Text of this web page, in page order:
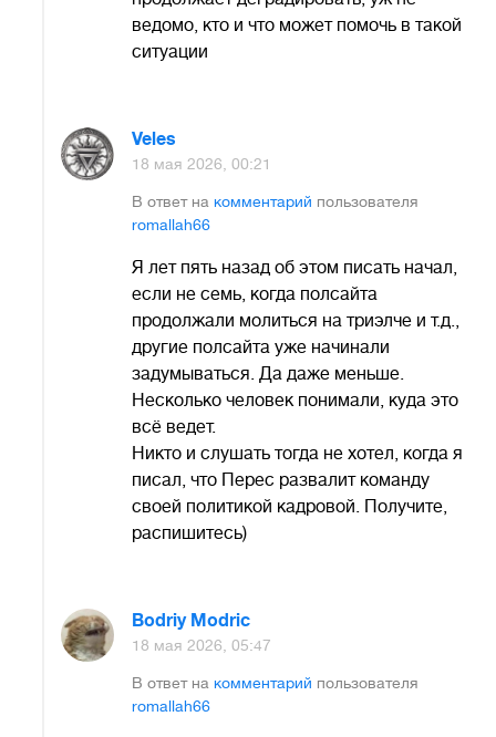
ведомо, кто и что может помочь в такой
ситуации
Veles
18 мая 2026, 00:21
В ответ на комментарий пользователя
romallah66
Я лет пять назад об этом писать начал,
если не семь, когда полсайта
продолжали молиться на триэлче и т.д.,
другие полсайта уже начинали
задумываться. Да даже меньше.
Несколько человек понимали, куда это
всё ведет.
Никто и слушать тогда не хотел, когда я
писал, что Перес развалит команду
своей политикой кадровой. Получите,
распишитесь)
Bodriy Modric
18 мая 2026, 05:47
В ответ на комментарий пользователя
romallah66